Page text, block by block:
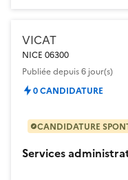
Services
VICAT
NICE 06300
Publiéedepuis 6 jour(s)
0 CANDIDATURE
CANDIDATURE